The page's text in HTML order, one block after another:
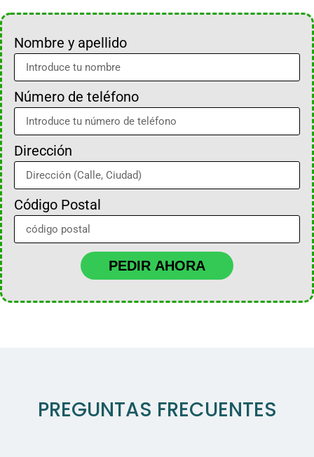
Nombre y apellido
Número de teléfono
Dirección
Código Postal
PEDIR AHORA
PREGUNTAS FRECUENTES